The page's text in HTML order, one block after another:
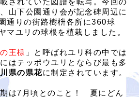
されていた図譜を転写。今回の
山下公園通り会が記念碑周辺に
通りの街路樹枡各所に360球
マユリの球根を植栽しました。
王様 」と呼ばれユリ科の中では
はテッポウユリとならび最も多
県の県花に制定されています。
は7月頃とのこと！ 夏にどん